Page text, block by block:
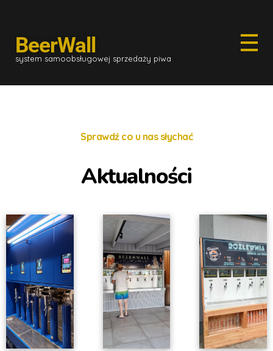
BeerWall
system samoobsługowej sprzedaży piwa
Sprawdź co u nas słychać
Aktualności